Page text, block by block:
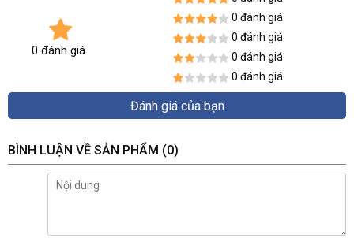
• L2TP VPN Client
WiFi Encryption
WPA-cá nhân
WPA2-cá nhân
WPA3-cá nhân
Standards
Wi-Fi 6
IEEE 802.11ax/ac/n/a 5 GHz
WiFi Speeds
AX3000
5 GHz: 2402 Mbps (802.11ax, HE160)
0 đánh giá
0 đánh giá
0 đánh giá
0 đánh giá
0 đánh giá
Đánh giá của bạn
BÌNH LUẬN VỀ SẢN PHẨM (0)